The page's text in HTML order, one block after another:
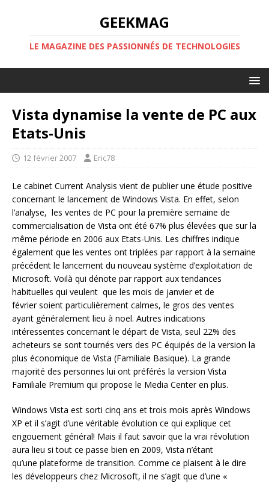
GEEKMAG
LE MAGAZINE DES PASSIONNÉS DE TECHNOLOGIES
Vista dynamise la vente de PC aux
Etats-Unis
12 février 2007 Eric78
Le cabinet Current Analysis vient de publier une étude positive
concernant le lancement de Windows Vista. En effet, selon
l’analyse, les ventes de PC pour la première semaine de
commercialisation de Vista ont été 67% plus élevées que sur la
même période en 2006 aux Etats-Unis. Les chiffres indique
également que les ventes ont triplées par rapport à la semaine
précédent le lancement du nouveau système d’exploitation de
Microsoft. Voilà qui dénote par rapport aux tendances
habituelles qui veulent que les mois de janvier et de
février soient particulièrement calmes, le gros des ventes
ayant généralement lieu à noel. Autres indications
intéressentes concernant le départ de Vista, seul 22% des
acheteurs se sont tournés vers des PC équipés de la version la
plus économique de Vista (Familiale Basique). La grande
majorité des personnes lui ont préférés la version Vista
Familiale Premium qui propose le Media Center en plus.
Windows Vista est sorti cinq ans et trois mois après Windows
XP et il s’agit d’une véritable évolution ce qui explique cet
engouement général! Mais il faut savoir que la vrai révolution
aura lieu si tout ce passe bien en 2009, Vista n’étant
qu’une plateforme de transition. Comme ce plaisent à le dire
les développeurs chez Microsoft, il ne s’agit que d’une «